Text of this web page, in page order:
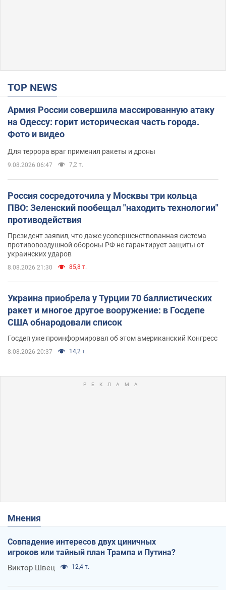
TOP NEWS
Армия России совершила массированную атаку
на Одессу: горит историческая часть города.
Фото и видео
Для террора враг применил ракеты и дроны
9.08.2026 06:47 7,2 т.
Россия сосредоточила у Москвы три кольца
ПВО: Зеленский пообещал "находить технологии"
противодействия
Президент заявил, что даже усовершенствованная система
противовоздушной обороны РФ не гарантирует защиты от
украинских ударов
8.08.2026 21:30 85,8 т.
Украина приобрела у Турции 70 баллистических
ракет и многое другое вооружение: в Госдепе
США обнародовали список
Госдеп уже проинформировал об этом американский Конгресс
8.08.2026 20:37 14,2 т.
Мнения
Совпадение интересов двух циничных
игроков или тайный план Трампа и Путина?
Виктор Швец 12,4 т.